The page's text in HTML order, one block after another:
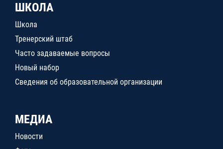
ШКОЛА
Школа
Тренерский штаб
Часто задаваемые вопросы
Новый набор
Сведения об образовательной организации
МЕДИА
Новости